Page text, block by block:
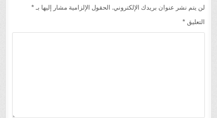
لن يتم نشر عنوان بريدك الإلكتروني. الحقول الإلزامية مشار إليها بـ *
التعليق *